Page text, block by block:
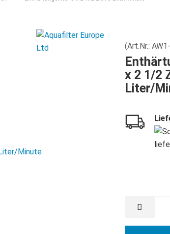
(Art.Nr.:
x 2 1/2
Liter/